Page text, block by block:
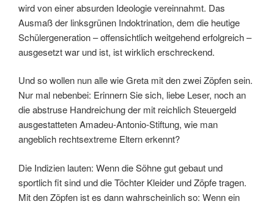
wird von einer absurden Ideologie vereinnahmt. Das
Ausmaß der linksgrünen Indoktrination, dem die heutige
Schülergeneration – offensichtlich weitgehend erfolgreich –
ausgesetzt war und ist, ist wirklich erschreckend.
Und so wollen nun alle wie Greta mit den zwei Zöpfen sein.
Nur mal nebenbei: Erinnern Sie sich, liebe Leser, noch an
die abstruse Handreichung der mit reichlich Steuergeld
ausgestatteten Amadeu-Antonio-Stiftung, wie man
angeblich rechtsextreme Eltern erkennt?
Die Indizien lauten: Wenn die Söhne gut gebaut und
sportlich fit sind und die Töchter Kleider und Zöpfe tragen.
Mit den Zöpfen ist es dann wahrscheinlich so: Wenn ein